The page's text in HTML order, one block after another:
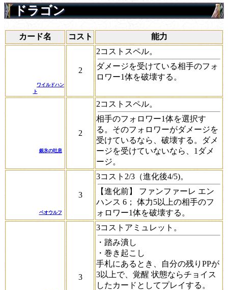
ドラゴン
カード名 コスト 能力
ワイルドハン
ト
2
2コストスペル。
ダメージを受けている相手のフォ
ロワー1体を破壊する。
銀氷の吐息
2
2コストスペル。
相手のフォロワー1体を選択す
る。そのフォロワーがダメージを
受けているなら、破壊する。ダメ
ージを受けていないなら、1ダメ
ージ。
ベオウルフ
3
3コスト2/3（進化後4/5)。
【進化前】 ファンファーレ エン
ハンス 6；
体力5以上の相手のフ
ォロワー1体を破壊する。
3
3コストアミュレット。
・踏み潰し
・巻き起こし
手札にあるとき、自分の残りPPが
3以上で、 覚醒 状態ならチョイス
したカードとしてプレイする。